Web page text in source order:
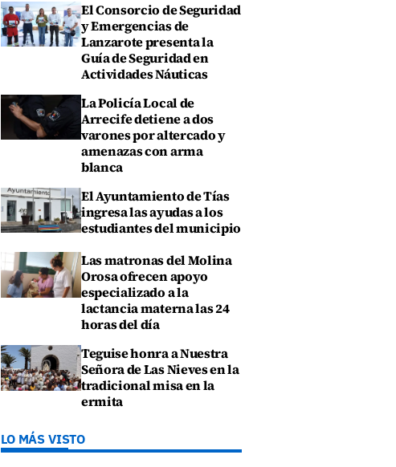
El Consorcio de Seguridad
y Emergencias de
Lanzarote presenta la
Guía de Seguridad en
Actividades Náuticas
La Policía Local de
Arrecife detiene a dos
varones por altercado y
amenazas con arma
blanca
El Ayuntamiento de Tías
ingresa las ayudas a los
estudiantes del municipio
Las matronas del Molina
Orosa ofrecen apoyo
especializado a la
lactancia materna las 24
horas del día
Teguise honra a Nuestra
Señora de Las Nieves en la
tradicional misa en la
ermita
LO MÁS VISTO